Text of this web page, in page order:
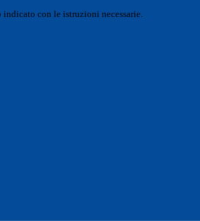
con le istruzioni necessarie.